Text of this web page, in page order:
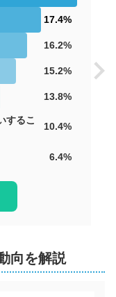
17.4%
16.2%
15.2%
13.8%
するこ
10.4%
6.4%
向を解説